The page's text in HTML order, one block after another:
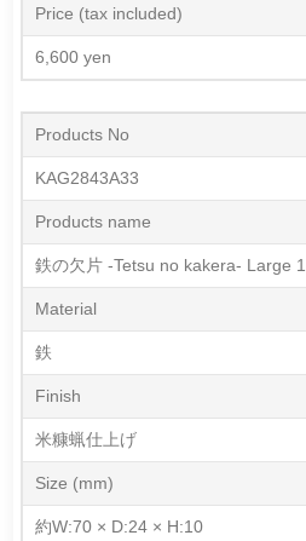
Price (tax included)
6,600 yen
Products No
KAG2843A33
Products name
鉄の欠片 -Tetsu no kakera- Large 1
Material
鉄
Finish
米糠蝋仕上げ
Size (mm)
約W:70 × D:24 × H:10